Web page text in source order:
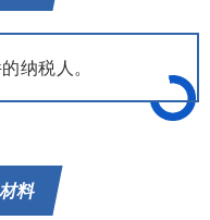
纳税人。
料